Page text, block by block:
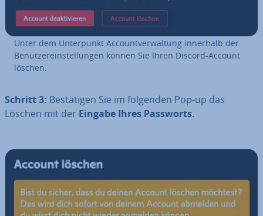
Unter dem Un­ter­punkt Ac­count­ver­wal­tung innerhalb der
Be­nut­zer­ein­stel­lun­gen können Sie Ihren Discord-Account
löschen.
Schritt 3: Be­stä­ti­gen Sie im folgenden Pop-up das
Löschen mit der Eingabe Ihres Passworts.